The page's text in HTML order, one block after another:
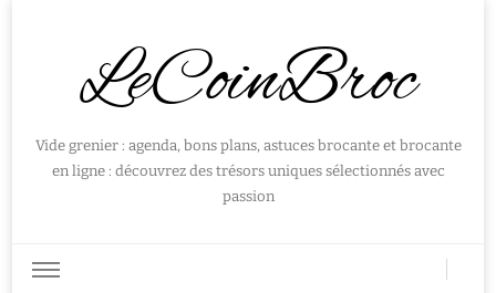
LeCoinBroc
Vide grenier : agenda, bons plans, astuces brocante et brocante
en ligne : découvrez des trésors uniques sélectionnés avec
passion